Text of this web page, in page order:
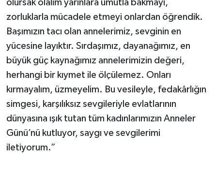
olursak olalım yarınlara umutla bakmayı,
zorluklarla mücadele etmeyi onlardan öğrendik.
Başımızın tacı olan annelerimiz, sevginin en
yücesine layıktır. Sırdaşımız, dayanağımız, en
büyük güç kaynağımız annelerimizin değeri,
herhangi bir kıymet ile ölçülemez. Onları
kırmayalım, üzmeyelim. Bu vesileyle, fedakârlığın
simgesi, karşılıksız sevgileriyle evlatlarının
dünyasına ışık tutan tüm kadınlarımızın Anneler
Günü’nü kutluyor, saygı ve sevgilerimi
iletiyorum.”